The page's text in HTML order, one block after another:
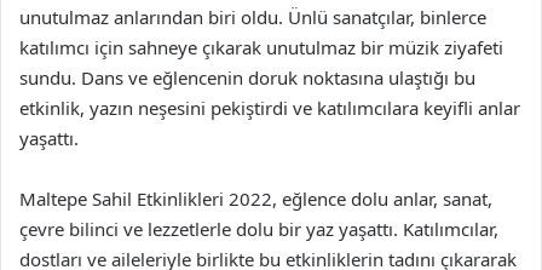
unutulmaz anlarından biri oldu. Ünlü sanatçılar, binlerce
katılımcı için sahneye çıkarak unutulmaz bir müzik ziyafeti
sundu. Dans ve eğlencenin doruk noktasına ulaştığı bu
etkinlik, yazın neşesini pekiştirdi ve katılımcılara keyifli anlar
yaşattı.
Maltepe Sahil Etkinlikleri 2022, eğlence dolu anlar, sanat,
çevre bilinci ve lezzetlerle dolu bir yaz yaşattı. Katılımcılar,
dostları ve aileleriyle birlikte bu etkinliklerin tadını çıkararak